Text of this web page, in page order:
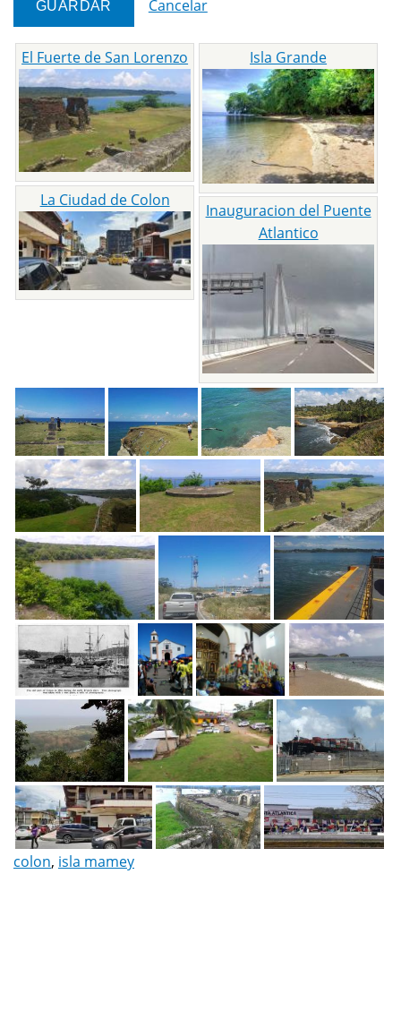
Cancelar
El Fuerte de San Lorenzo Isla Grande
La Ciudad de Colon
Inauguracion del Puente
Atlantico
colon, isla mamey